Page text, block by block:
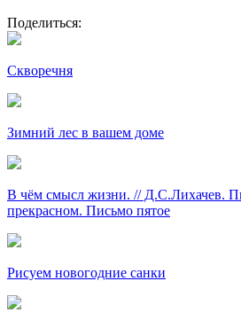
Поделиться:
Скворечня
Зимний лес в вашем доме
В чём смысл жизни. // Д.С.Лихачев.
прекрасном. Письмо пятое
Рисуем новогодние санки